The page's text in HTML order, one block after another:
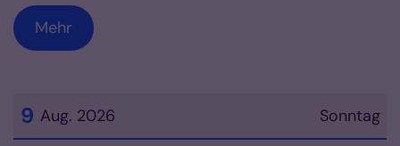
Mehr
Sonntag
9 Aug. 2026